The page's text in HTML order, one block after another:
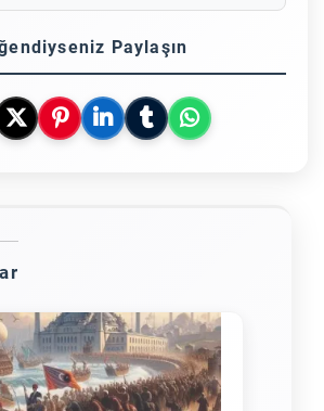
Paylaşın